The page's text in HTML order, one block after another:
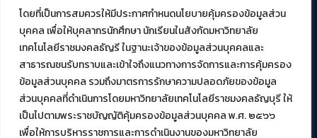
โดยที่เป็นการสมควรให้มีประกาศกำหนดนโยบายคุ้มครองข้อมูลส่วน
บุคคล เพื่อให้บุคลากรนักศึกษา นักเรียนในสังกัดมหาวิทยาลัย
เทคโนโลยีราชมงคลธัญรี ในฐานะเจ้าของข้อมูลส่วนบุคคลและ
สาธารณชนรับทราบและเข้าใจถึงแนวทางการจัดการและการคุ้มครอง
ข้อมูลส่วนบุคคล รวมถึงมาตรการรักษาความปลอดภัยของข้อมูล
ส่วนบุคคลที่ดำเนินการโดยมหาวิทยาลัยเทคโนโลยีราชมงคลธัญบุรี ให้
เป็นไปตามพระราชบัญญัติคุ้มครองข้อมูลส่วนบุคคล พ.ศ. ๒๕๖๖
เพื่อให้การบริหารราชการและการดำเนินงานของมหาวิทยาลัย
สมัยใหม่ (MoSeC)
งานบริการวิชาการให้กับหน่วยงานภายนอก
โครงการส่งเสริมและพัฒนาผู้ประกอบการ SME โดย. มทร.ธัญบุรี
กิจกรรมการเชื่อมโยงเครือข่ายผู้ให้บริการเครื่องจักรกลทางการ
เกษตร ภายใต้โครงการส่งเสริมการรแปรรูปสินค้าเกษตรระดับชุมชน